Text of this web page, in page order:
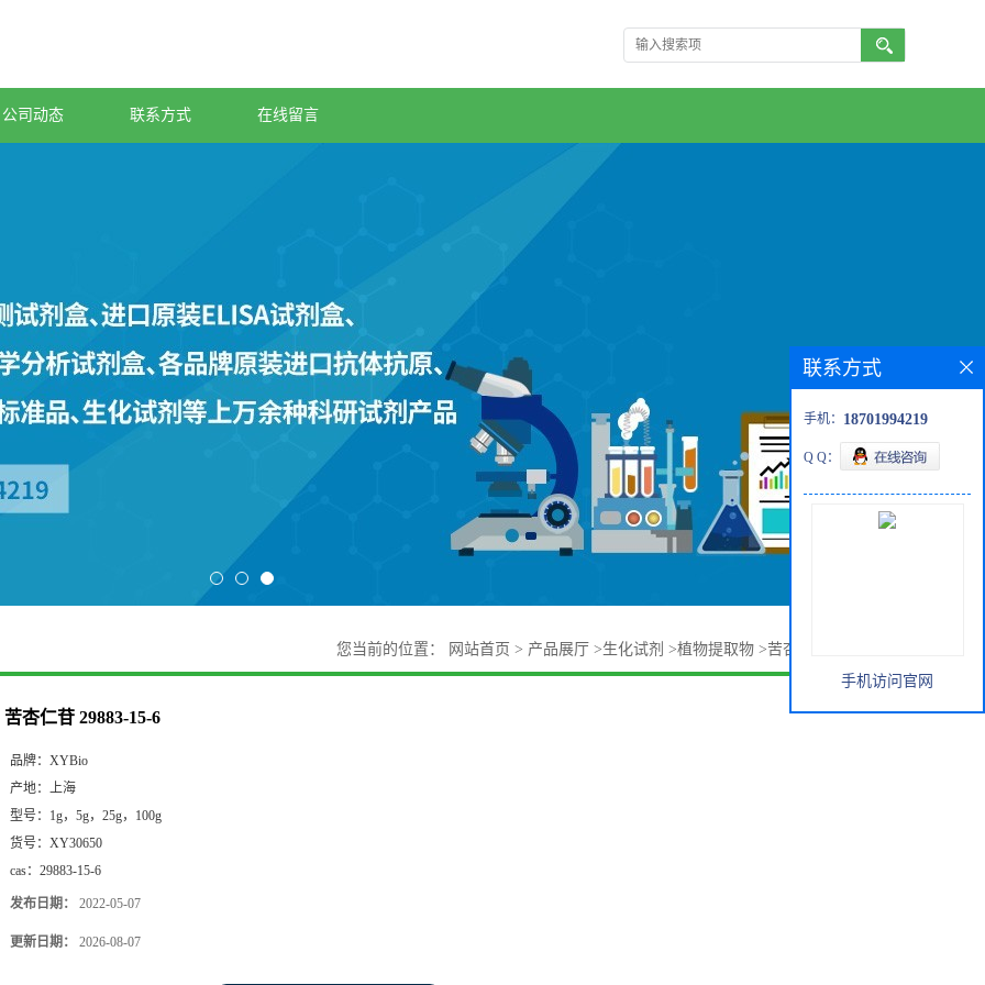
公司动态 联系方式 在线留言
您当前的位置： 网站首页 > 产品展厅 >生化试剂 >植物提取物 >苦杏仁苷 29883-15-6
苦杏仁苷 29883-15-6
品牌： XYBio
产地： 上海
型号： 1g，5g，25g，100g
货号： XY30650
cas： 29883-15-6
发布日期： 2022-05-07
更新日期： 2026-08-07
联系方式
手机： 18701994219
Q Q：
手机访问官网